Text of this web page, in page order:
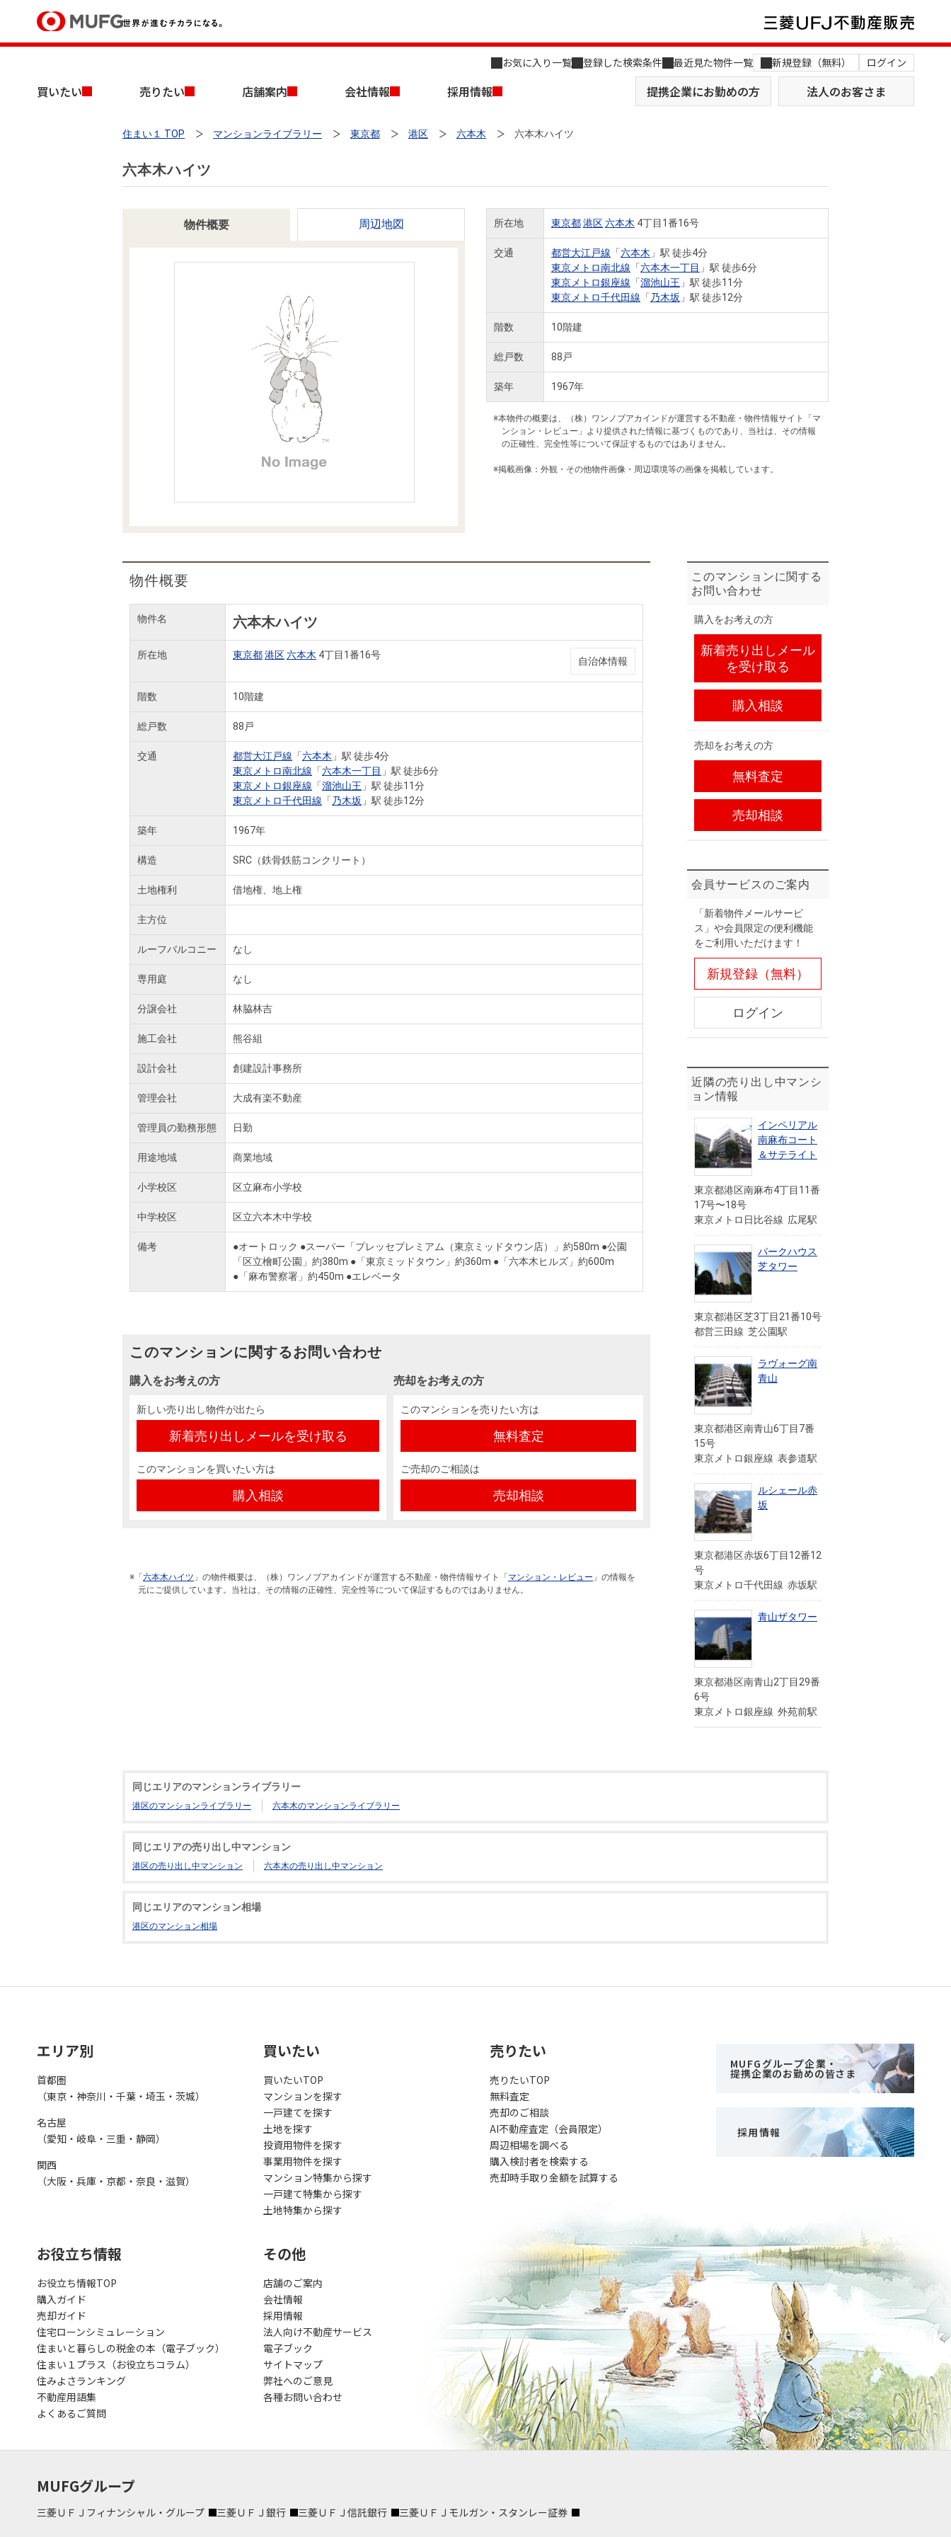
お気に入り一覧 登録した検索条件 最近見た物件一覧 新規登録（無料） ログイン
買いたい 売りたい 店舗案内 会社情報 採用情報 提携企業にお勤めの方 法人のお客さま
買いたいTOP
新築・中古一戸建てを探す 土地を探す
おすすめ物件から探す
住まい1プラス（お役立ちコラム）
売りたいTOP
AI不動産査定
住まい1プラス（お役立ちコラム）
店舗案内TOP
店舗のご案内（名古屋） 店舗のご案内（関西）
会社情報TOP
会社概要 MUFG Way
役員一覧
採用情報TOP
キャリア採用情報
売りたい
住まい１ TOP マンションライブラリー 東京都 港区 六本木 六本木ハイツ
六本木ハイツ
物件概要 周辺地図 所在地 東京都港区六本木 4丁目1番16号
交通 都営大江戸線 「六本木 」駅 徒歩4分
東京メトロ南北線 「六本木一丁目 」駅 徒歩6分
東京メトロ銀座線 「溜池山王 」駅 徒歩11分
東京メトロ千代田線 「 乃木坂 」駅 徒歩12分
階数 10階建
総戸数 88戸
築年 1967年
※本物件の概要は、（株）ワンノブアカインドが運営する不動産・物件情報サイト「マ
ンション・レビュー」より提供された情報に基づくものであり、当社は、その情報
の正確性、完全性等について保証するものではありません。
※掲載画像：外観・その他物件画像・周辺環境等の画像を掲載しています。
物件概要
物件名 六本木ハイツ
所在地 東京都港区六本木 4丁目1番16号
自治体情報
階数 10階建
総戸数 88戸
交通 都営大江戸線 「六本木 」駅 徒歩4分
東京メトロ南北線 「六本木一丁目 」駅 徒歩6分
東京メトロ銀座線 「溜池山王 」駅 徒歩11分
東京メトロ千代田線 「 乃木坂 」駅 徒歩12分
築年 1967年
構造 SRC（鉄骨鉄筋コンクリート）
土地権利 借地権、地上権
主方位
ルーフバルコニー なし
専用庭 なし
分譲会社 林脇林吉
施工会社 熊谷組
設計会社 創建設計事務所
管理会社 大成有楽不動産
管理員の勤務形態 日勤
用途地域 商業地域
小学校区 区立麻布小学校
中学校区 区立六本木中学校
備考
●オートロック ●スーパー「プレッセプレミアム（東京ミッドタウン店）」約580m ●公園
「区立檜町公園」約380m ●「東京ミッドタウン」約360m ●「六本木ヒルズ」約600m
●「麻布警察署」約450m ●エレベータ
このマンションに関するお問い合わせ
購入をお考えの方
新しい売り出し物件が出たら
新着売り出しメールを受け取る
このマンションを買いたい方は
購入相談
売却をお考えの方
このマンションを売りたい方は
無料査定
ご売却のご相談は
売却相談
※「 六本木ハイツ 」の物件概要は、（株）ワンノブアカインドが運営する不動産・物件情報サイト「 マンション・レビュー 」の情報を
元にご提供しています。当社は、その情報の正確性、完全性等について保証するものではありません。
このマンションに関する
お問い合わせ
購入をお考えの方
新着売り出しメール
を受け取る
購入相談
売却をお考えの方
無料査定
売却相談
会員サービスのご案内
「新着物件メールサービ
ス」や会員限定の便利機能
をご利用いただけます！
新規登録（無料）
ログイン
近隣の売り出し中マンシ
ョン情報
インペリアル
南麻布コート
＆サテライト
東京都港区南麻布4丁目11番
17号〜18号
東京メトロ日比谷線 広尾駅
パークハウス
芝タワー
東京都港区芝3丁目21番10号
都営三田線 芝公園駅
ラヴォーグ南
青山
東京都港区南青山6丁目7番
15号
東京メトロ銀座線 表参道駅
ルシェール赤
坂
東京都港区赤坂6丁目12番12
号
東京メトロ千代田線 赤坂駅
青山ザタワー
東京都港区南青山2丁目29番
6号
東京メトロ銀座線 外苑前駅
同じエリアのマンションライブラリー
港区のマンションライブラリー 六本木のマンションライブラリー
同じエリアの売り出し中マンション
港区の売り出し中マンション 六本木の売り出し中マンション
同じエリアのマンション相場
港区のマンション相場
エリア別
首都圏
（東京・神奈川・千葉・埼玉・茨城）
名古屋
（愛知・岐阜・三重・静岡）
関西
（大阪・兵庫・京都・奈良・滋賀）
買いたい
買いたいTOP
マンションを探す
一戸建てを探す
土地を探す
投資用物件を探す
事業用物件を探す
マンション特集から探す
一戸建て特集から探す
土地特集から探す
売りたい
売りたいTOP
無料査定
売却のご相談
AI不動産査定（会員限定）
周辺相場を調べる
購入検討者を検索する
売却時手取り金額を試算する
MUFGグループ企業・
提携企業のお勤めの皆さま
採用情報
お役立ち情報
お役立ち情報TOP
購入ガイド
売却ガイド
住宅ローンシミュレーション
住まいと暮らしの税金の本（電子ブック）
住まい１プラス（お役立ちコラム）
住みよさランキング
不動産用語集
よくあるご質問
その他
店舗のご案内
会社情報
採用情報
法人向け不動産サービス
電子ブック
サイトマップ
弊社へのご意見
各種お問い合わせ
MUFGグループ
三菱ＵＦＪフィナンシャル・グループ 三菱ＵＦＪ銀行 三菱ＵＦＪ信託銀行 三菱ＵＦＪモルガン・スタンレー証券